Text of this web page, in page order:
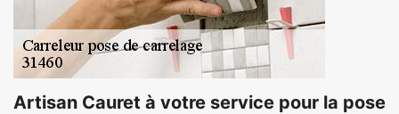
Artisan Cauret à votre service pour la pose